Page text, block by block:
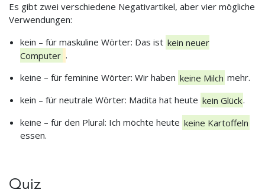
Es gibt zwei verschiedene Negativartikel, aber vier mögliche
Verwendungen:
kein – für maskuline Wörter: Das ist kein neuer
Computer .
keine – für feminine Wörter: Wir haben keine Milch mehr.
kein – für neutrale Wörter: Madita hat heute kein Glück.
keine – für den Plural: Ich möchte heute keine Kartoffeln
essen.
Quiz